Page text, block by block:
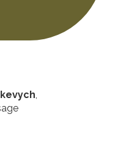
,